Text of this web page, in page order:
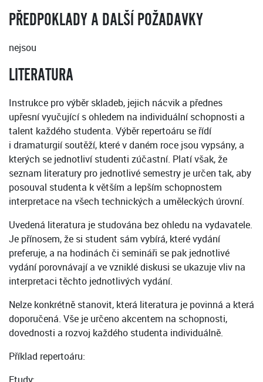
PŘEDPOKLADY A DALŠÍ POŽADAVKY
nejsou
LITERATURA
Instrukce pro výběr skladeb, jejich nácvik a přednes
upřesní vyučující s ohledem na individuální schopnosti a
talent každého studenta. Výběr repertoáru se řídí
i dramaturgií soutěží, které v daném roce jsou vypsány, a
kterých se jednotliví studenti zúčastní. Platí však, že
seznam literatury pro jednotlivé semestry je určen tak, aby
posouval studenta k větším a lepším schopnostem
interpretace na všech technických a uměleckých úrovní.
Uvedená literatura je studována bez ohledu na vydavatele.
Je přínosem, že si student sám vybírá, které vydání
preferuje, a na hodinách či semináři se pak jednotlivé
vydání porovnávají a ve vzniklé diskusi se ukazuje vliv na
interpretaci těchto jednotlivých vydání.
Nelze konkrétně stanovit, která literatura je povinná a která
doporučená. Vše je určeno akcentem na schopnosti,
dovednosti a rozvoj každého studenta individuálně.
Příklad repertoáru: